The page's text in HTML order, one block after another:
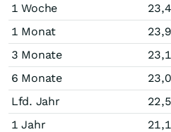
1 Woche
1 Monat
3 Monate
6 Monate
Lfd. Jahr
1 Jahr